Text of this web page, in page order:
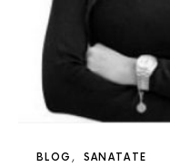
BLOG SANATATE